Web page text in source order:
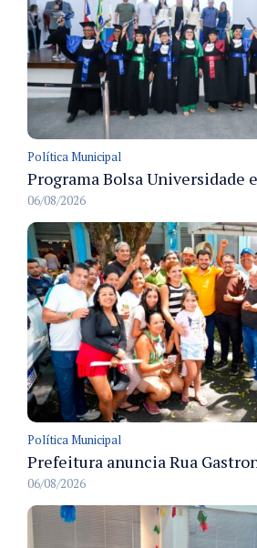
Política Municipal
06/08/2026
Política Municipal
06/08/2026